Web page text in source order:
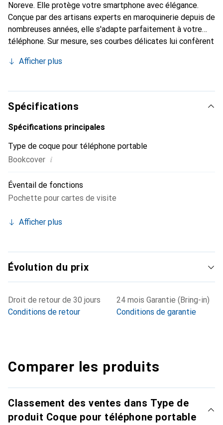
Noreve. Elle protège votre smartphone avec élégance.
Conçue par des artisans experts en maroquinerie depuis de
nombreuses années, elle s'adapte parfaitement à votre
téléphone. Sur mesure, ses courbes délicates lui confèrent
et indispensable de votre smartphone. Reconnaissable à
marque Noreve est un choix sûr pour une clientèle
exigeante.
Afficher plus
Spécifications
Spécifications principales
Type de coque pour téléphone portable
Bookcover i
Éventail de fonctions
Pochette pour cartes de visite
Afficher plus
Évolution du prix
Droit de retour de 30 jours
Conditions de retour
24 mois Garantie (Bring-in)
Conditions de garantie
Comparer les produits
Classement des ventes dans Type de
produit Coque pour téléphone portable